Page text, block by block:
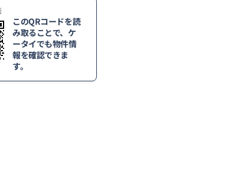
このQRコードを読
み取ることで、ケ
ータイでも物件情
報を確認できま
す。